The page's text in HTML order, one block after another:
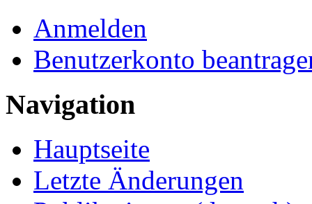
Anmelden
Benutzerkonto
Navigation
Hauptseite
Letzte Änderungen